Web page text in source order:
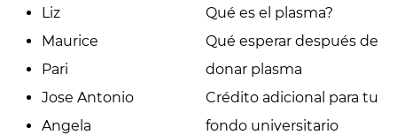
Liz
Maurice
Pari
Jose Antonio
Angela
Qué es el plasma?
Qué esperar después de
donar plasma
Crédito adicional para tu
fondo universitario